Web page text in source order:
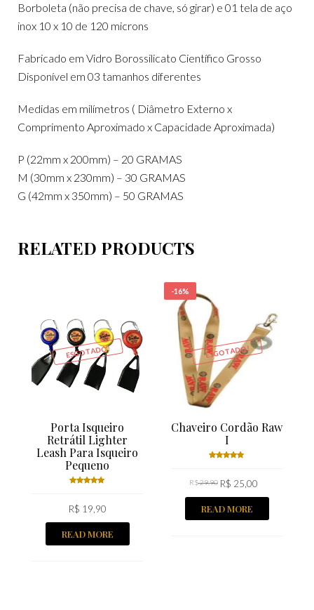
Borboleta (não precisa de chave, só girar) e 01 tela de aço
inox 10 x 10 de 120 microns
Fabricado em Vidro Borossilicato Científico Grosso
Disponível em 03 tamanhos diferentes
Medidas em milímetros ( Diâmetro Externo x
Comprimento Aproximado x Capacidade Aproximada)
P (22mm x 200mm) – 20 GRAMAS
M (30mm x 230mm) – 30 GRAMAS
G (42mm x 350mm) – 50 GRAMAS
RELATED PRODUCTS
ESGOTADO!
Porta Isqueiro
Retrátil Lighter
Leash Para Isqueiro
Pequeno
5.00out
of 5
R$ 19,90
READ MORE
-16%
ESGOTADO!
Chaveiro Cordão Raw
I
5.00out
of 5
R$29,90 R$ 25,00
READ MORE